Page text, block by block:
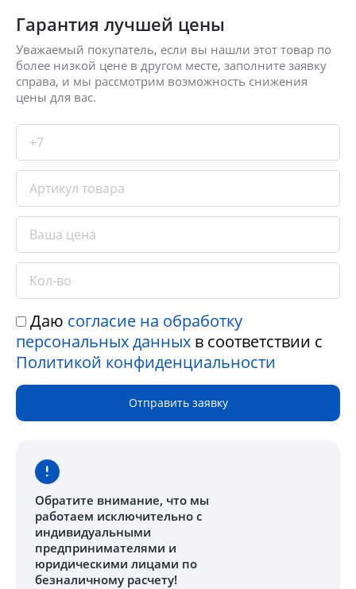
Гарантия лучшей цены
Уважаемый покупатель, если вы нашли этот товар по
более низкой цене в другом месте, заполните заявку
справа, и мы рассмотрим возможность снижения
цены для вас.
Даю согласие на обработку
персональных данных в соответствии с
Политикой конфиденциальности
Отправить заявку
Обратите внимание, что мы
работаем исключительно с
индивидуальными
предпринимателями и
юридическими лицами по
безналичному расчету!